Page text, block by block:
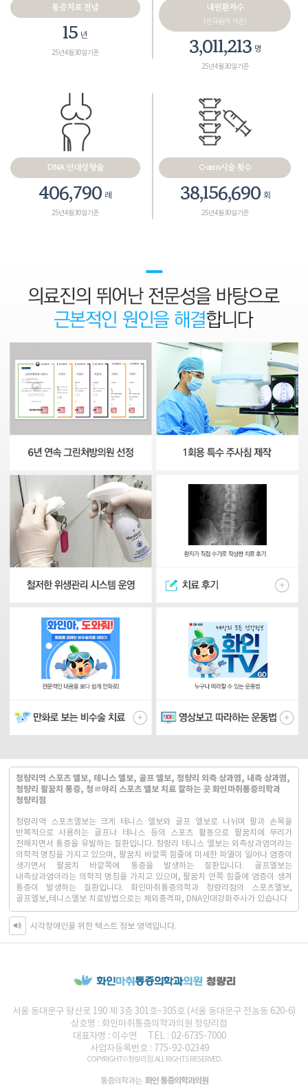
통증치료 전념
18 년
25년 4월 30일 기준
내원환자수
(신규환자 기준)
3,461,165 명
25년 4월 30일 기준
DNA 인대성형술
467,575례
25년 4월 30일 기준
C-arm시술 횟수
43,858,265 회
25년 4월 30일 기준
청량리역 스포츠 엘보, 테니스 엘보, 골프 엘보, 청량리 외측 상과염, 내측 상과염,
청량리 팔꿈치 통증, 청ㄹ야리 스포츠 엘보 치료 잘하는 곳 화인마취통증의학과
청량리점
청량리역 스포츠엘보는 크게 테니스 엘보와 골프 엘보로 나뉘며 팔과 손목을
반복적으로 사용하는 골프나 테니스 등의 스포츠 활동으로 팔꿈치에 무리가
전해지면서 통증을 유발하는 질환입니다. 청량리 테니스 엘보는 외측상과염이라는
의학적 명칭을 가지고 있으며, 팔꿈치 바깥쪽 힘줄에 미세한 파열이 일어나 염증이
생기면서 팔꿈치 바깥쪽에 통증을 발생하는 질환입니다. 골프엘보는
내측상과염이라는 의학적 명칭을 가지고 있으며, 팔꿈치 안쪽 힘줄에 염증이 생겨
통증이 발생하는 질환입니다. 화인마취통증의학과 청량리점의 스포츠엘보,
골프엘보,테니스엘보 치료방법으로는 체외충격파, DNA인대강화주사가 있습니다
시각장애인을 위한 텍스트 정보 영역입니다.
서울 동대문구 왕산로 190 제 3층 301호~305호 (서울 동대문구 전농동 620-6)
상호명 : 화인마취통증의학과의원 청량리점
대표자명 : 이수연
TEL : 02-6735-7000
사업자등록번호 : 775-92-02349
COPYRIGHT© 청량리점. ALL RIGHTS RESERVED.
통증의학과는 화인 통증의학과의원